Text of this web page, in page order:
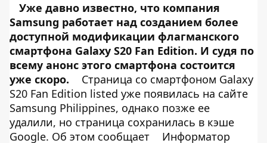
Уже давно известно, что компания
Samsung работает над созданием более
доступной модификации флагманского
смартфона Galaxy S20 Fan Edition. И судя по
всему анонс этого смартфона состоится
уже скоро.
Страница со смартфоном Galaxy
S20 Fan Edition listed уже появилась на сайте
Samsung Philippines, однако позже ее
удалили, но страница сохранилась в кэше
Google. Об этом сообщает
Информатор